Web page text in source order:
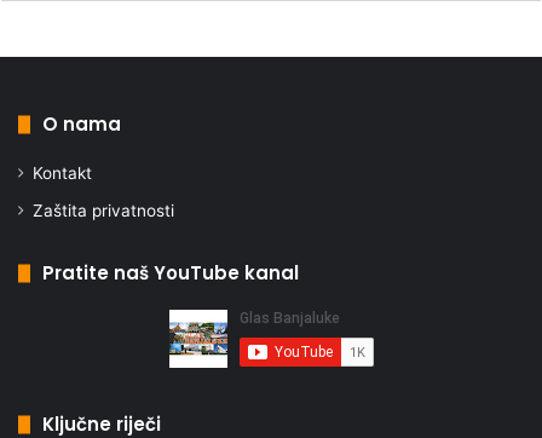
O nama
Kontakt
Zaštita privatnosti
Pratite naš YouTube kanal
Ključne riječi